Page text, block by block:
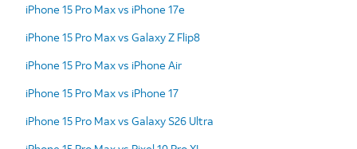
iPhone 15 Pro Max vs iPhone 17e
iPhone 15 Pro Max vs Galaxy Z Flip8
iPhone 15 Pro Max vs iPhone Air
iPhone 15 Pro Max vs iPhone 17
iPhone 15 Pro Max vs Galaxy S26 Ultra